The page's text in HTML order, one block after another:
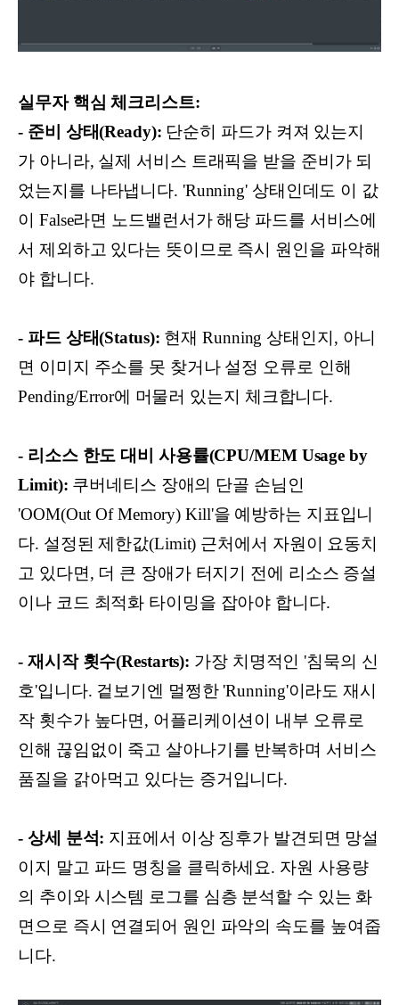
실무자 핵심 체크리스트:
- 준비 상태(Ready): 단순히 파드가 켜져 있는지
가 아니라, 실제 서비스 트래픽을 받을 준비가 되
었는지를 나타냅니다. 'Running' 상태인데도 이 값
이 False라면 노드밸런서가 해당 파드를 서비스에
서 제외하고 있다는 뜻이므로 즉시 원인을 파악해
야 합니다.
- 파드 상태(Status): 현재 Running 상태인지, 아니
면 이미지 주소를 못 찾거나 설정 오류로 인해
Pending/Error에 머물러 있는지 체크합니다.
- 리소스 한도 대비 사용률(CPU/MEM Usage by
Limit): 쿠버네티스 장애의 단골 손님인
'OOM(Out Of Memory) Kill'을 예방하는 지표입니
다. 설정된 제한값(Limit) 근처에서 자원이 요동치
고 있다면, 더 큰 장애가 터지기 전에 리소스 증설
이나 코드 최적화 타이밍을 잡아야 합니다.
- 재시작 횟수(Restarts): 가장 치명적인 '침묵의 신
호'입니다. 겉보기엔 멀쩡한 'Running'이라도 재시
작 횟수가 높다면, 어플리케이션이 내부 오류로
인해 끊임없이 죽고 살아나기를 반복하며 서비스
품질을 갉아먹고 있다는 증거입니다.
- 상세 분석: 지표에서 이상 징후가 발견되면 망설
이지 말고 파드 명칭을 클릭하세요. 자원 사용량
의 추이와 시스템 로그를 심층 분석할 수 있는 화
면으로 즉시 연결되어 원인 파악의 속도를 높여줍
니다.